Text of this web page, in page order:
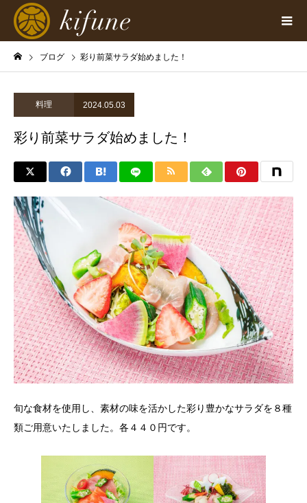
ブログ 彩り前菜サラダ始めました！
料理 2024.05.03
彩り前菜サラダ始めました！
旬な食材を使用し、素材の味を活かした彩り豊かなサラダを８種
類ご用意いたしました。各４４０円です。